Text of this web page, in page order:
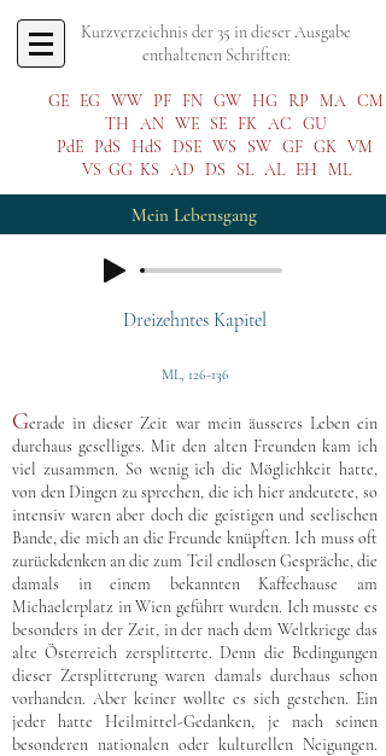
Kurzverzeichnis der 35 in dieser Ausgabe
enthaltenen Schriften:
GE EG WW PF FN GW HG RP MA CM
TH AN WE SE FK AC GU
PdE
PdS HdS DSE WS SW GF GK VM
VS GG KS AD DS SL AL EH ML
Mein Lebensgang
Dreizehntes Kapitel
ML, 126-136
Gerade in dieser Zeit war mein äusseres Leben ein
durchaus geselliges. Mit den alten Freunden kam ich
viel zusammen. So wenig ich die Möglichkeit hatte,
von den Dingen zu sprechen, die ich hier andeutete, so
intensiv waren aber doch die geistigen und seelischen
Bande, die mich an die Freunde knüpften. Ich muss oft
zurückdenken an die zum Teil endlosen Gespräche, die
damals in einem bekannten Kaffeehause am
Michaelerplatz in Wien geführt wurden. Ich musste es
besonders in der Zeit, in der nach dem Weltkriege das
alte Österreich zersplitterte. Denn die Bedingungen
dieser Zersplitterung waren damals durchaus schon
vorhanden. Aber keiner wollte es sich gestehen. Ein
jeder hatte Heilmittel-Gedanken, je nach seinen
besonderen nationalen oder kulturellen Neigungen.